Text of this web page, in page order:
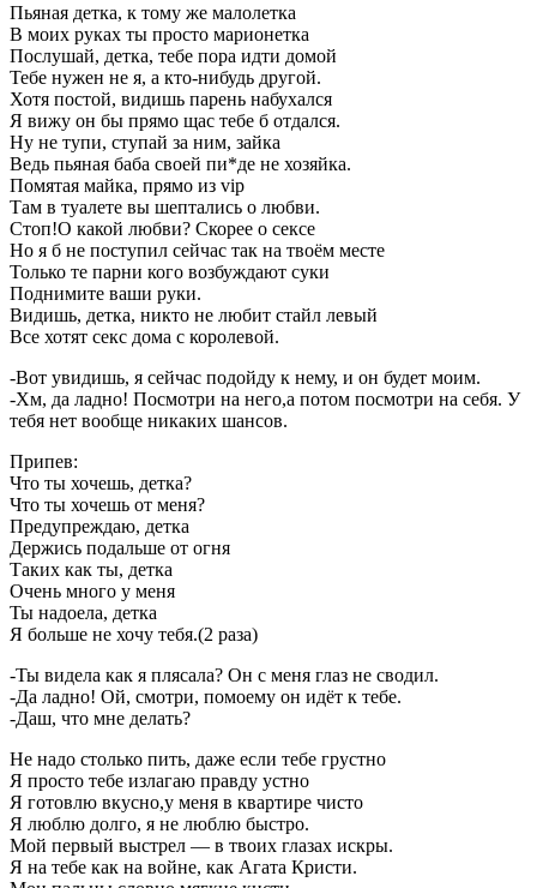
Пьяная детка, к тому же малолетка
В моих руках ты просто марионетка
Послушай, детка, тебе пора идти домой
Тебе нужен не я, а кто-нибудь другой.
Хотя постой, видишь парень набухался
Я вижу он бы прямо щас тебе б отдался.
Ну не тупи, ступай за ним, зайка
Ведь пьяная баба своей пи*де не хозяйка.
Помятая майка, прямо из vip
Там в туалете вы шептались о любви.
Стоп!О какой любви? Скорее о сексе
Но я б не поступил сейчас так на твоём месте
Только те парни кого возбуждают суки
Поднимите ваши руки.
Видишь, детка, никто не любит стайл левый
Все хотят секс дома с королевой.
-Вот увидишь, я сейчас подойду к нему, и он будет моим.
-Хм, да ладно! Посмотри на него,а потом посмотри на себя. У
тебя нет вообще никаких шансов.
Припев:
Что ты хочешь, детка?
Что ты хочешь от меня?
Предупреждаю, детка
Держись подальше от огня
Таких как ты, детка
Очень много у меня
Ты надоела, детка
Я больше не хочу тебя.(2 раза)
-Ты видела как я плясала? Он с меня глаз не сводил.
-Да ладно! Ой, смотри, помоему он идёт к тебе.
-Даш, что мне делать?
Не надо столько пить, даже если тебе грустно
Я просто тебе излагаю правду устно
Я готовлю вкусно,у меня в квартире чисто
Я люблю долго, я не люблю быстро.
Мой первый выстрел — в твоих глазах искры.
Я на тебе как на войне, как Агата Кристи.